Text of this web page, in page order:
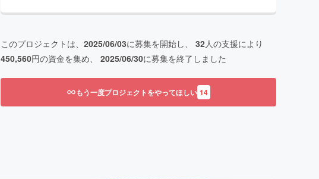
このプロジェクトは、 2025/06/03に募集を開始し、 32人の支援により
450,560円の資金を集め、 2025/06/30に募集を終了しました
もう一度プロジェクトをやってほしい 14